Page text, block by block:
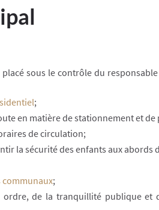
placé sous le contrôle du
;
en matière de stationnement et de
de circulation;
la sécurité des enfants aux abords
communaux;
de la tranquillité publique et